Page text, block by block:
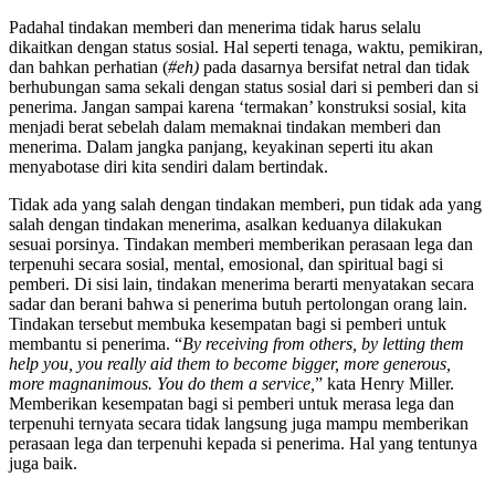
Padahal tindakan memberi dan menerima tidak harus selalu
dikaitkan dengan status sosial. Hal seperti tenaga, waktu, pemikiran,
dan bahkan perhatian (#eh) pada dasarnya bersifat netral dan tidak
berhubungan sama sekali dengan status sosial dari si pemberi dan si
penerima. Jangan sampai karena ‘termakan’ konstruksi sosial, kita
menjadi berat sebelah dalam memaknai tindakan memberi dan
menerima. Dalam jangka panjang, keyakinan seperti itu akan
menyabotase diri kita sendiri dalam bertindak.
Tidak ada yang salah dengan tindakan memberi, pun tidak ada yang
salah dengan tindakan menerima, asalkan keduanya dilakukan
sesuai porsinya. Tindakan memberi memberikan perasaan lega dan
terpenuhi secara sosial, mental, emosional, dan spiritual bagi si
pemberi. Di sisi lain, tindakan menerima berarti menyatakan secara
sadar dan berani bahwa si penerima butuh pertolongan orang lain.
Tindakan tersebut membuka kesempatan bagi si pemberi untuk
membantu si penerima. “By receiving from others, by letting them
help you, you really aid them to become bigger, more generous,
more magnanimous. You do them a service, ” kata Henry Miller.
Memberikan kesempatan bagi si pemberi untuk merasa lega dan
terpenuhi ternyata secara tidak langsung juga mampu memberikan
perasaan lega dan terpenuhi kepada si penerima. Hal yang tentunya
juga baik.